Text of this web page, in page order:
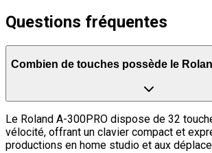
Questions fréquentes
Combien de touches possède le
Le Roland A-300PRO dispose de 32
vélocité, offrant un clavier compact et
productions en home studio et aux